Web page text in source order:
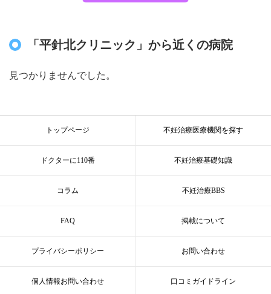
「平針北クリニック」から近くの病院
見つかりませんでした。
トップページ 不妊治療医療機関を探す
ドクターに110番 不妊治療基礎知識
コラム 不妊治療BBS
FAQ 掲載について
プライバシーポリシー お問い合わせ
個人情報お問い合わせ 口コミガイドライン